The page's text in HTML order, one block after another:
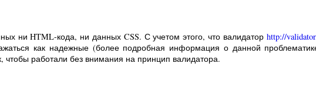
ни HTML-кода, ни данных CSS. С учетом этого, что валидатор http://
как надежные (более подробная информация о данной
чтобы работали без внимания на принцип валидатора.